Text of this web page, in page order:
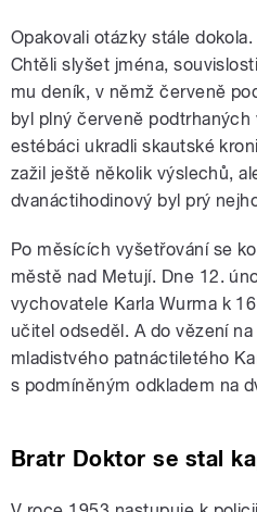
Opakovali otázky stále
Chtěli slyšet jména,
mu deník, v němž červeně
byl plný červeně
estébáci ukradli skautské
zažil ještě několik výslechů,
dvanáctihodinový byl prý
Po měsících vyšetřování se
městě nad Metují. Dne 12.
vychovatele Karla Wurma k
učitel odseděl. A do vězení
mladistvého patnáctiletého
s podmíněným odkladem na
Bratr Doktor se stal